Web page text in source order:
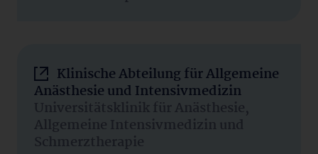
Klinische Abteilung für Allgemeine
Anästhesie und Intensivmedizin
Universitätsklinik für Anästhesie,
Allgemeine Intensivmedizin und
Schmerztherapie